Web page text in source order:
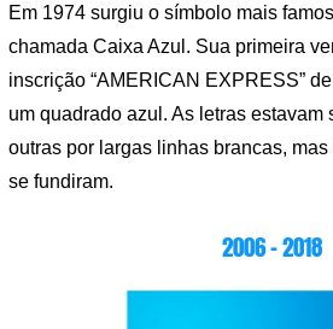
Em 1974 surgiu o símbolo mais
chamada Caixa Azul. Sua primeira
inscrição “AMERICAN EXPRESS”
um quadrado azul. As letras estavam
outras por largas linhas brancas,
se fundiram.
2006 – 2018